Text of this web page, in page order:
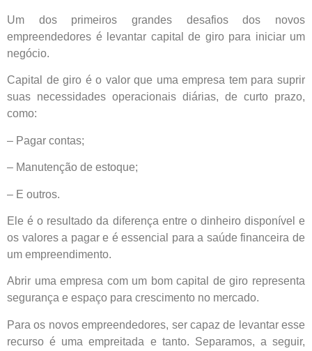
Um dos primeiros grandes desafios dos novos
empreendedores é levantar capital de giro para iniciar um
negócio.
Capital de giro é o valor que uma empresa tem para suprir
suas necessidades operacionais diárias, de curto prazo,
como:
– Pagar contas;
– Manutenção de estoque;
– E outros.
Ele é o resultado da diferença entre o dinheiro disponível e
os valores a pagar e é essencial para a saúde financeira de
um empreendimento.
Abrir uma empresa com um bom capital de giro representa
segurança e espaço para crescimento no mercado.
Para os novos empreendedores, ser capaz de levantar esse
recurso é uma empreitada e tanto. Separamos, a seguir,